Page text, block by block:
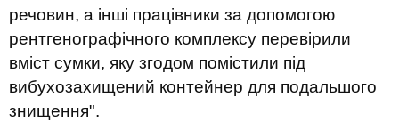
речовин, а інші працівники за допомогою
рентгенографічного комплексу перевірили
вміст сумки, яку згодом помістили під
вибухозахищений контейнер для подальшого
знищення".